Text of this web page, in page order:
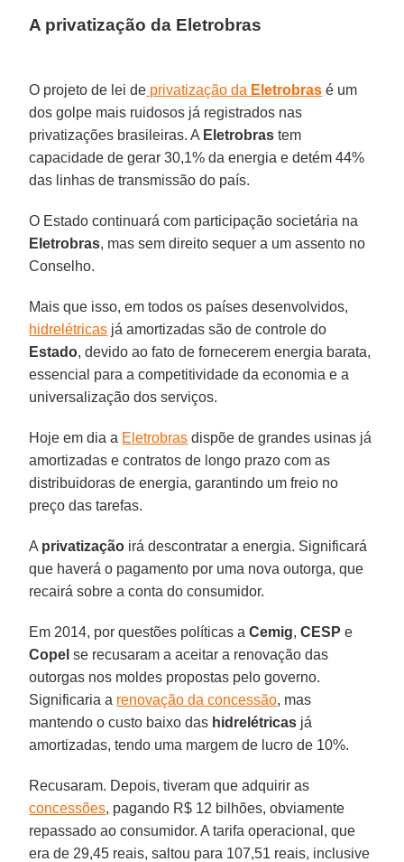
A privatização da Eletrobras
O projeto de lei de privatização da Eletrobras é um
dos golpe mais ruidosos já registrados nas
privatizações brasileiras. A Eletrobras tem
capacidade de gerar 30,1% da energia e detém 44%
das linhas de transmissão do país.
O Estado continuará com participação societária na
Eletrobras, mas sem direito sequer a um assento no
Conselho.
Mais que isso, em todos os países desenvolvidos,
hidrelétricas já amortizadas são de controle do
Estado, devido ao fato de fornecerem energia barata,
essencial para a competitividade da economia e a
universalização dos serviços.
Hoje em dia a Eletrobras dispõe de grandes usinas já
amortizadas e contratos de longo prazo com as
distribuidoras de energia, garantindo um freio no
preço das tarefas.
A privatização irá descontratar a energia. Significará
que haverá o pagamento por uma nova outorga, que
recairá sobre a conta do consumidor.
Em 2014, por questões políticas a Cemig,CESP e
Copel se recusaram a aceitar a renovação das
outorgas nos moldes propostas pelo governo.
Significaria a renovação da concessão, mas
mantendo o custo baixo das hidrelétricas já
amortizadas, tendo uma margem de lucro de 10%.
Recusaram. Depois, tiveram que adquirir as
concessões, pagando R$ 12 bilhões, obviamente
repassado ao consumidor. A tarifa operacional, que
era de 29,45 reais, saltou para 107,51 reais, inclusive